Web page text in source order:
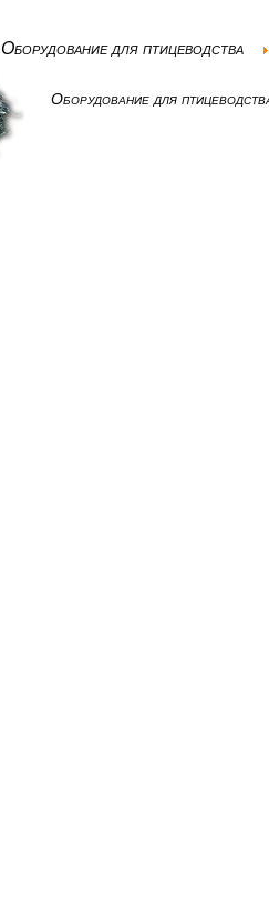
Оборудование для птицеводства
Оборудование для